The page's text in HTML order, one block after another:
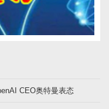
CEO奥特曼表态